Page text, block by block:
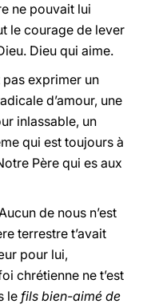
ne pouvait lui
le courage de lever
Dieu qui aime.
pas exprimer un
d’amour, une
inlassable, un
qui est toujours à
Père qui es aux
de nous n’est
terrestre t’avait
pour lui,
chrétienne ne t’est
lefils bien-aimé de